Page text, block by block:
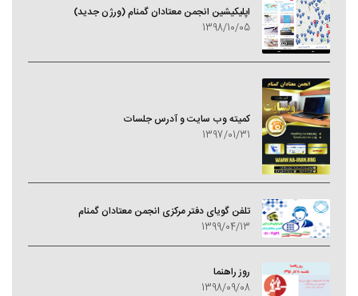
اپلیکیشین انجمن معتادان گمنام (ورژن جدید)
1398/10/05
کمیته وب سایت و آدرس جلسات
1397/01/31
تلفن گویای دفتر مرکزی انجمن معتادان گمنام
1399/04/13
روز راهنما
1398/09/08